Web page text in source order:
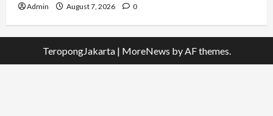
Admin August 7, 2026 0
TeropongJakarta | MoreNews by AF themes.